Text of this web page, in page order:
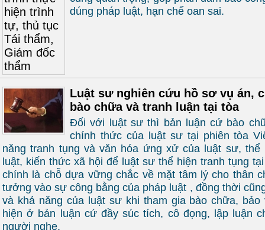
dúng pháp luật, hạn chế oan sai.
Luật sư nghiên cứu hồ sơ vụ án,
bào chữa và tranh luận tại tòa
Đối với luật sư thì bản luận cứ bào
chính thức của luật sư tại phiên tòa
năng tranh tụng và văn hóa ứng xử của luật sư, thể
luật, kiến thức xã hội để luật sư thể hiện tranh tụng
chính là chỗ dựa vững chắc về mặt tâm lý cho thân
tưởng vào sự công bằng của pháp luật , đồng thời
và khả năng của luật sư khi tham gia bào chữa, bảo
hiện ở bản luận cứ đầy súc tích, cô đọng, lập luận
người nghe.